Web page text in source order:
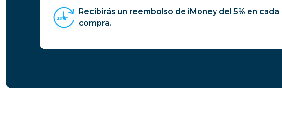
Recibirás un reembolso de iMoney del 5% en cada
compra.